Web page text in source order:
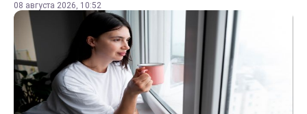
08 августа 2026, 10:52